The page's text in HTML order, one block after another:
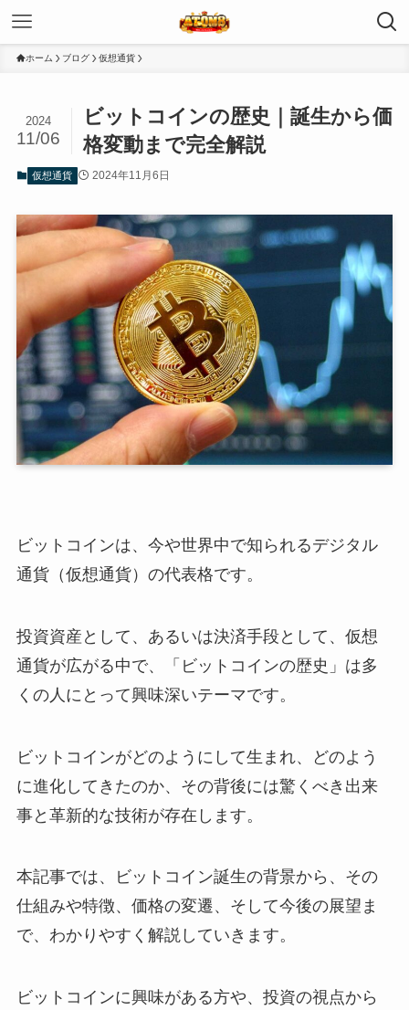
ホーム ブログ 仮想通貨
ビットコインの歴史｜誕生から価
格変動まで完全解説
2024
11/06
仮想通貨 2024年11月6日
ビットコインは、今や世界中で知られるデジタル
通貨（仮想通貨）の代表格です。
投資資産として、あるいは決済手段として、仮想
通貨が広がる中で、「ビットコインの歴史」は多
くの人にとって興味深いテーマです。
ビットコインがどのようにして生まれ、どのよう
に進化してきたのか、その背後には驚くべき出来
事と革新的な技術が存在します。
本記事では、ビットコイン誕生の背景から、その
仕組みや特徴、価格の変遷、そして今後の展望ま
で、わかりやすく解説していきます。
ビットコインに興味がある方や、投資の視点から